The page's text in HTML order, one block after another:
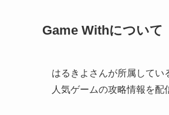
Game Withについて
はるきよさんが所属してい
人気ゲームの攻略情報を配